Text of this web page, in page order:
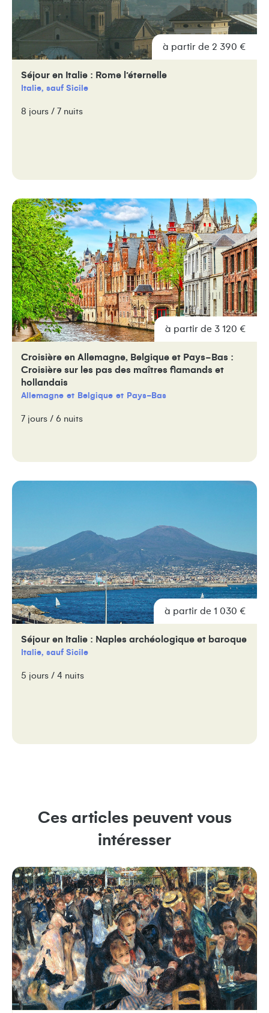
à partir de 2 390 €
Séjour en Italie : Rome l’éternelle
Italie, sauf Sicile
8 jours / 7 nuits
à partir de 3 120 €
Croisière en Allemagne, Belgique et Pays-Bas :
Croisière sur les pas des maîtres flamands et
hollandais
Allemagne Belgique Pays-Bas
7 jours / 6 nuits
à partir de 1 030 €
Séjour en Italie : Naples archéologique et baroque
Italie, sauf Sicile
5 jours / 4 nuits
Ces articles peuvent vous
intéresser